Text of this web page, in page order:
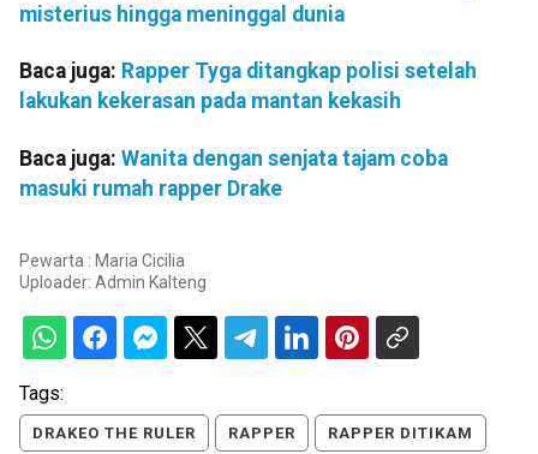
misterius hingga meninggal dunia
Baca juga: Rapper Tyga ditangkap polisi setelah
lakukan kekerasan pada mantan kekasih
Baca juga: Wanita dengan senjata tajam coba
masuki rumah rapper Drake
Pewarta : Maria Cicilia
Uploader: Admin Kalteng
Tags:
DRAKEO THE RULER RAPPER RAPPER DITIKAM